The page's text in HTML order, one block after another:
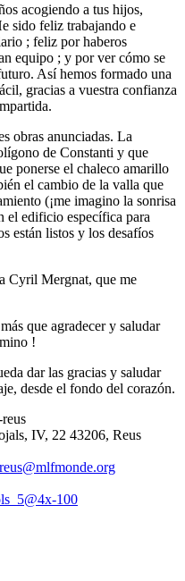
acogiendo a tus hijos,
sido feliz trabajando e
; feliz por haberos
equipo ; y por ver cómo se
Así hemos formado una
gracias a vuestra confianza
obras anunciadas. La
de Constanti y que
ponerse el chaleco amarillo
el cambio de la valla que
(¡me imagino la sonrisa
el edificio específica para
están listos y los desafíos
Cyril Mergnat, que me
que agradecer y saludar
!
dar las gracias y saludar
desde el fondo del corazón.
IV, 22 43206, Reus